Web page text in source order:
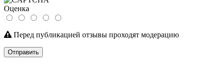
Оценка
Перед публикацией отзывы проходят модерацию
Отправить